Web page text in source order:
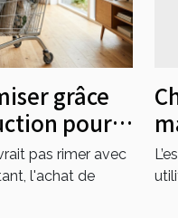
grâce
pour
pas rimer avec
l'achat de